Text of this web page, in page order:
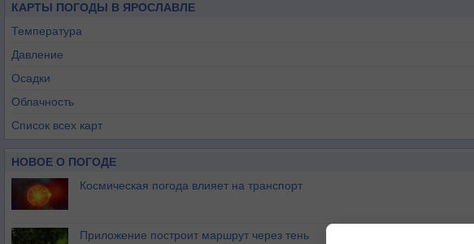
КАРТЫ ПОГОДЫ В ЯРОСЛАВЛЕ
Температура
Давление
Осадки
Облачность
Список всех карт
НОВОЕ О ПОГОДЕ
Космическая погода влияет на транспорт
Приложение построит маршрут через тень